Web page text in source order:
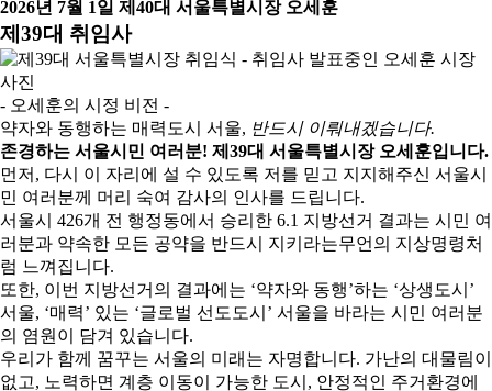
2026년 7월 1일 제40대 서울특별시장 오세훈
제39대 취임사
- 오세훈의 시정 비전 -
약자와 동행하는 매력도시 서울, 반드시 이뤄내겠습니다.
존경하는 서울시민 여러분! 제39대 서울특별시장 오세훈입니다.
먼저, 다시 이 자리에 설 수 있도록 저를 믿고 지지해주신 서울시
민 여러분께 머리 숙여 감사의 인사를 드립니다.
서울시 426개 전 행정동에서 승리한 6.1 지방선거 결과는 시민 여
러분과 약속한 모든 공약을 반드시 지키라는무언의 지상명령처
럼 느껴집니다.
또한, 이번 지방선거의 결과에는 ‘약자와 동행’하는 ‘상생도시’
서울, ‘매력’ 있는 ‘글로벌 선도도시’ 서울을 바라는 시민 여러분
의 염원이 담겨 있습니다.
우리가 함께 꿈꾸는 서울의 미래는 자명합니다. 가난의 대물림이
없고, 노력하면 계층 이동이 가능한 도시, 안정적인 주거환경에